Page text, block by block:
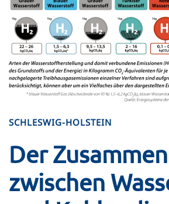
SCHLESWIG-HOLSTEIN
Der
zwischen